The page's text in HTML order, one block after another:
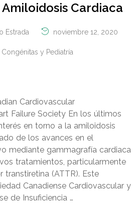
Cardiaca
Estrada noviembre 12, 2020
y Pediatría
Cardiovascular
Failure Society En los últimos
en torno a la amiloidosis
de los avances en el
mediante gammagrafía cardiaca
tratamientos, particularmente
transtiretina (ATTR). Este
Canadiense Cardiovascular y
de Insuficiencia …